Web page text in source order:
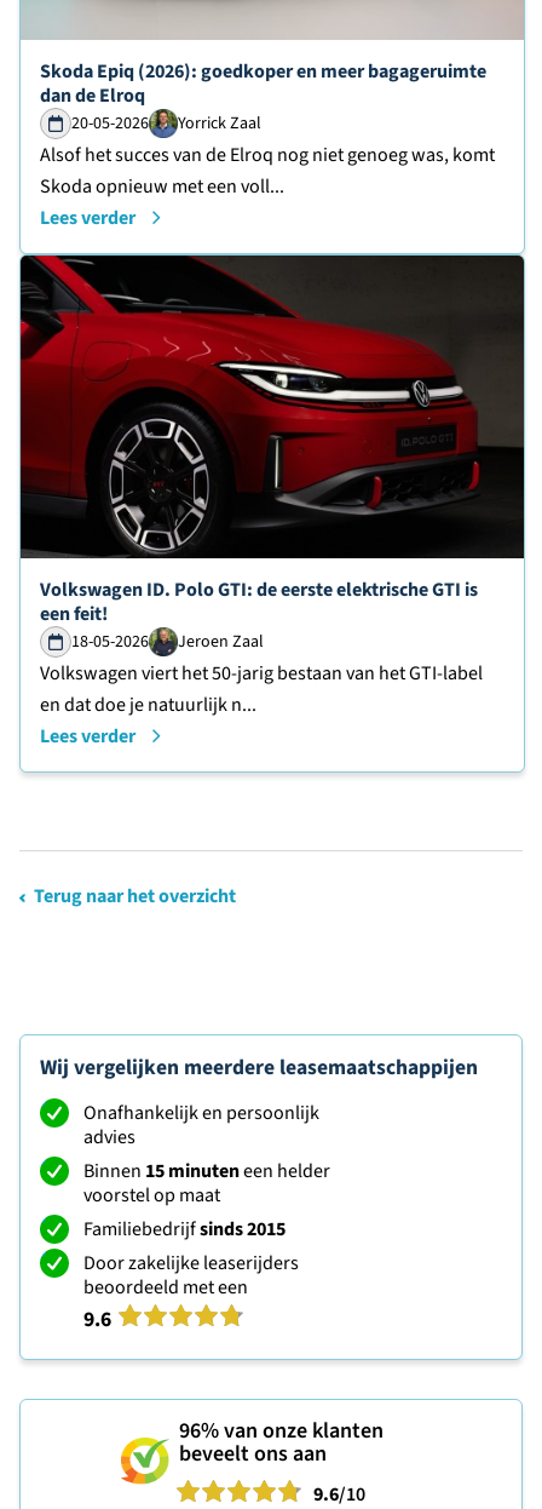
Lees verder over
Skoda Epiq (2026): goedkoper en meer bagageruimte
dan de Elroq
20-05-2026 Yorrick Zaal
Alsof het succes van de Elroq nog niet genoeg was, komt
Skoda opnieuw met een voll...
Lees verder
Lees verder over
Volkswagen ID. Polo GTI: de eerste elektrische GTI is
een feit!
18-05-2026 Jeroen Zaal
Volkswagen viert het 50-jarig bestaan van het GTI-label
en dat doe je natuurlijk n...
Lees verder
Terug naar het overzicht
Wij vergelijken meerdere leasemaatschappijen
Onafhankelijk en persoonlijk
advies
Binnen 15 minuteneen helder
voorstel op maat
Familiebedrijfsinds 2015
Door zakelijke leaserijders
beoordeeld met een
9.6
96%van onze klanten
beveelt ons aan
9.6/10